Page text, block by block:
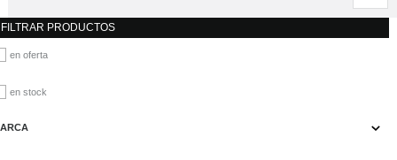
FILTRAR PRODUCTOS
en oferta
en stock